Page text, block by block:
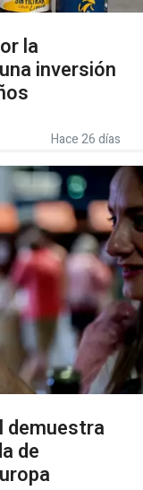
la
inversión
Hace 26 días
demuestra
de